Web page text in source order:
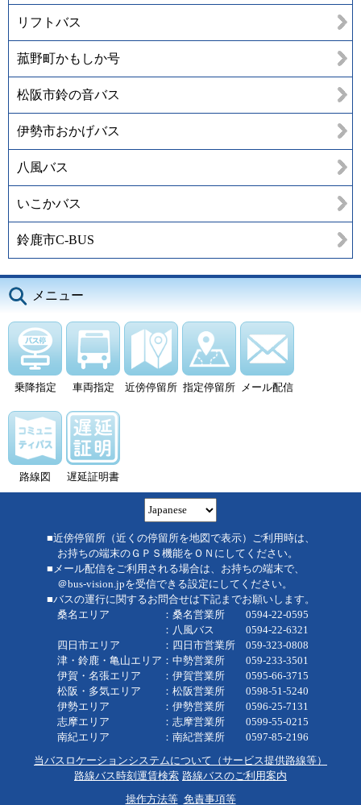
リフトバス
菰野町かもしか号
松阪市鈴の音バス
伊勢市おかげバス
八風バス
いこかバス
鈴鹿市C-BUS
メニュー
乗降指定 車両指定 近傍停留所 指定停留所 メール配信
路線図 遅延証明書
■近傍停留所（近くの停留所を地図で表示）ご利用時は、
お持ちの端末のＧＰＳ機能をＯＮにしてください。
■メール配信をご利用される場合は、お持ちの端末で、
＠bus-vision.jpを受信できる設定にしてください。
■バスの運行に関するお問合せは下記までお願いします。
桑名エリア ：桑名営業所 0594-22-0595
：八風バス 0594-22-6321
四日市エリア ：四日市営業所 059-323-0808
津・鈴鹿・亀山エリア：中勢営業所 059-233-3501
伊賀・名張エリア ：伊賀営業所 0595-66-3715
松阪・多気エリア ：松阪営業所 0598-51-5240
伊勢エリア ：伊勢営業所 0596-25-7131
志摩エリア ：志摩営業所 0599-55-0215
南紀エリア ：南紀営業所 0597-85-2196
当バスロケーションシステムについて（サービス提供路線等）
路線バス時刻運賃検索 路線バスのご利用案内
操作方法等 免責事項等